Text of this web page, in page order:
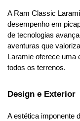
A Ram Classic
desempenho em
de tecnologias
aventuras que
Laramie oferece uma
todos os terrenos.
Design e Exterior
A estética imponente